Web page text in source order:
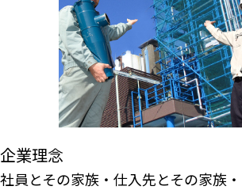
企業理念
社員とその家族・仕入先とその家族